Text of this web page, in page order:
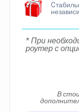
* При
роутер с
В